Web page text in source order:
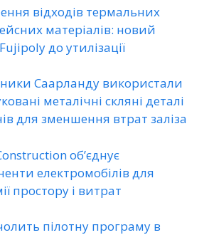
відходів термальних
матеріалів: новий
до утилізації
Саарланду використали
металічні скляні деталі
для зменшення втрат заліза
об’єднує
електромобілів для
простору і витрат
пілотну програму в